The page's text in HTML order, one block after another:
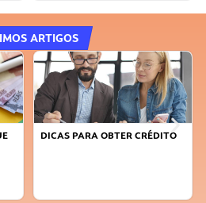
ARTIGOS
FAÇA A DIFERENÇA: SEJA